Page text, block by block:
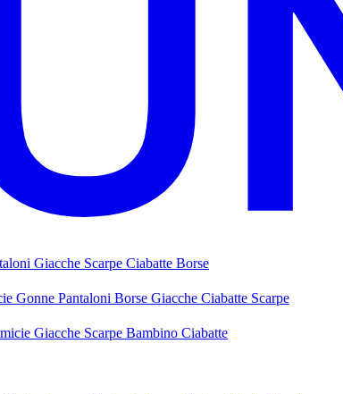
Giacche Scarpe Ciabatte Borse
Gonne Pantaloni Borse Giacche Ciabatte Scarpe
Giacche Scarpe Bambino Ciabatte